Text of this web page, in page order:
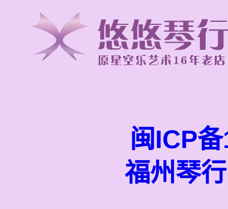
闽ICP
福州琴